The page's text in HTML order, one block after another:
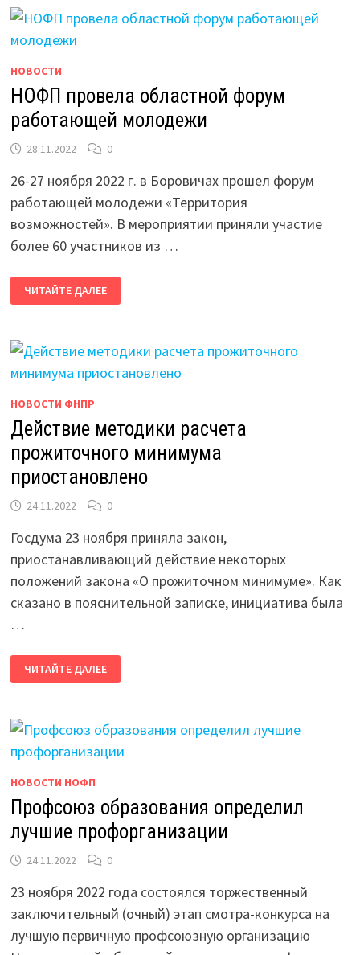
НОВОСТИ
НОФП провела областной форум
работающей молодежи
28.11.2022 0
26-27 ноября 2022 г. в Боровичах прошел форум
работающей молодежи «Территория
возможностей». В мероприятии приняли участие
более 60 участников из …
НОФП
ПРОВЕЛА
ОБЛАСТНОЙ
ЧИТАЙТЕ ДАЛЕЕ
НОВОСТИ ФНПР
Действие методики расчета
прожиточного минимума
приостановлено
24.11.2022 0
Госдума 23 ноября приняла закон,
приостанавливающий действие некоторых
положений закона «О прожиточном минимуме». Как
сказано в пояснительной записке, инициатива была
…
ДЕЙСТВИЕ
МЕТОДИКИ
РАСЧЕТА
ЧИТАЙТЕ ДАЛЕЕ
НОВОСТИ НОФП
Профсоюз образования определил
лучшие профорганизации
24.11.2022 0
23 ноября 2022 года состоялся торжественный
заключительный (очный) этап смотра-конкурса на
лучшую первичную профсоюзную организацию